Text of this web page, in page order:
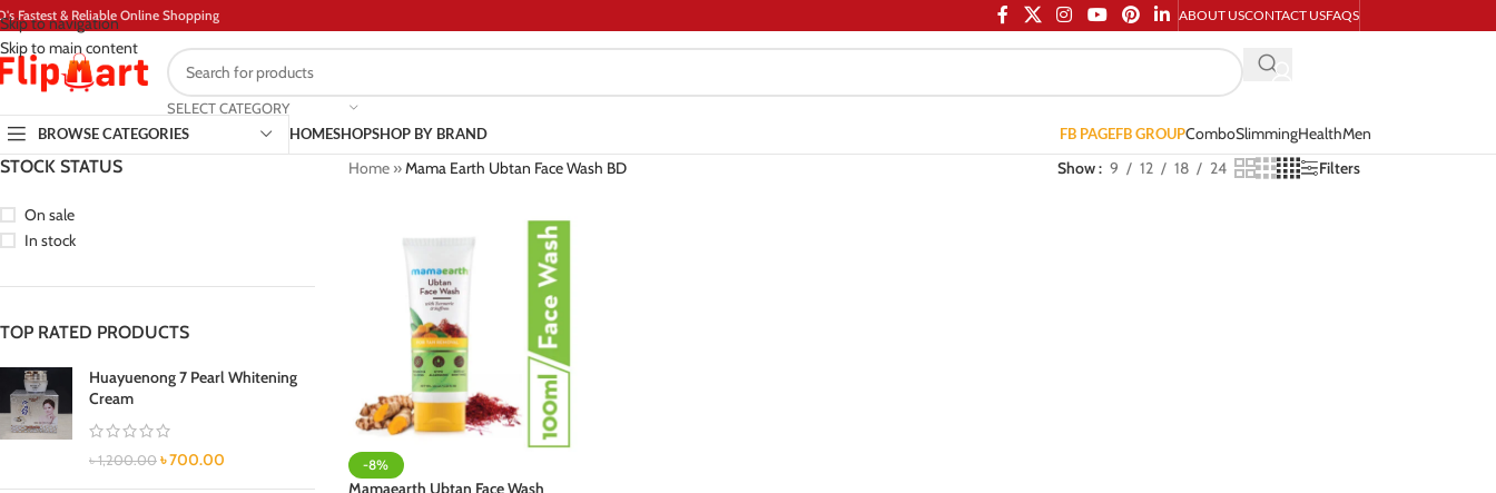
Skip to navigation
Skip to main content
Fastest & Reliable Online Shopping ABOUT USCONTACT USFAQS
SELECT CATEGORY
BROWSE CATEGORIES
HOMESHOPSHOP BY BRAND FB PAGEFB GROUPComboSlimmingHealthMen
STOCK STATUS
On sale
In stock
TOP RATED PRODUCTS
Huayuenong 7 Pearl Whitening
Cream
৳1,200.00 ৳700.00
Home»Mama Earth Ubtan Face Wash BD Show 9 12 18 24 Filters
-8%
Mamaearth Ubtan Face Wash